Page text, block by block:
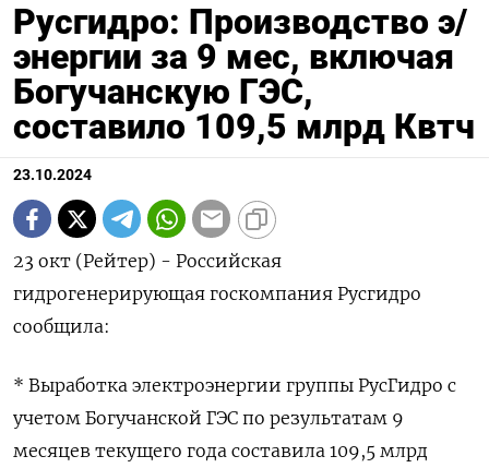
Русгидро: Производство э/
энергии за 9 мес, включая
Богучанскую ГЭС,
составило 109,5 млрд Квтч
23.10.2024
23 окт (Рейтер) - Российская
гидрогенерирующая госкомпания Русгидро
сообщила:
* Выработка электроэнергии группы РусГидро с
учетом Богучанской ГЭС по результатам 9
месяцев текущего года составила 109,5 млрд